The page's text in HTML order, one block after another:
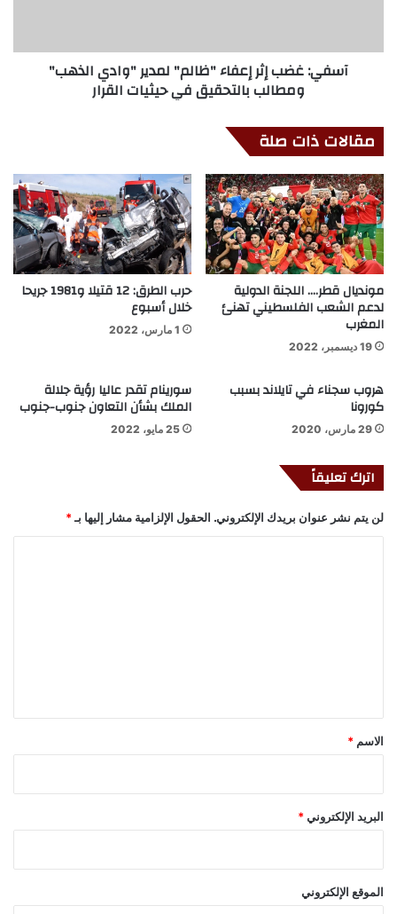
آسفي: غضب إثر إعفاء "ظالم" لمدير "وادي الذهب"
ومطالب بالتحقيق في حيثيات القرار
مقالات ذات صلة
مونديال قطر…. اللجنة الدولية
لدعم الشعب الفلسطيني تهنئ
المغرب
19 ديسمبر، 2022
حرب الطرق: 12 قتيلا و1981 جريحا
خلال أسبوع
1 مارس، 2022
هروب سجناء في تايلاند بسبب
كورونا
29 مارس، 2020
سورينام تقدر عاليا رؤية جلالة
الملك بشأن التعاون جنوب-جنوب
25 مايو، 2022
اترك تعليقاً
لن يتم نشر عنوان بريدك الإلكتروني. الحقول الإلزامية مشار إليها بـ*
*
الاسم *
البريد الإلكتروني *
الموقع الإلكتروني